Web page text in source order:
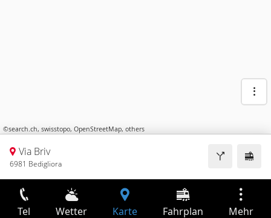
©search.ch, swisstopo, OpenStreetMap, others
Via Briv
6981 Bedigliora
Tel Wetter Karte Fahrplan Mehr